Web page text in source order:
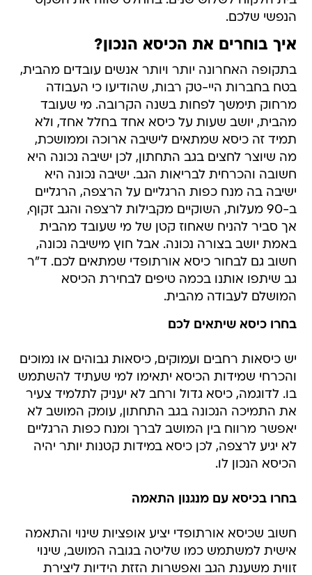
הנפשי שלכם.
איך בוחרים את הכיסא הנכון?
בתקופה האחרונה יותר ויותר אנשים עובדים מהבית,
בטח בחברות היי-טק רבות, שהודיעו כי העבודה
מרחוק תימשך לפחות בשנה הקרובה. מי שעובד
מהבית, יושב שעות על כיסא אחד בחלל אחד, ולא
תמיד זה כיסא שמתאים לישיבה ארוכה וממושכת,
מה שיוצר לחצים בגב התחתון, לכן ישיבה נכונה היא
חשובה והכרחית לבריאות הגב. ישיבה נכונה היא
ישיבה בה מנח כפות הרגליים על הרצפה, הרגליים
ב-90 מעלות, השוקיים מקבילות לרצפה והגב זקוף,
אך סביר להניח שאחוז קטן של מי שעובד מהבית
באמת יושב בצורה נכונה. אבל חוץ מישיבה נכונה,
חשוב גם לבחור כיסא אורתופדי שמתאים לכם. ד"ר
גב שיתפו אותנו בכמה טיפים לבחירת הכיסא
המושלם לעבודה מהבית.
בחרו כיסא שיתאים לכם
יש כיסאות רחבים ועמוקים, כיסאות גבוהים או נמוכים
והכרחי שמידות הכיסא יתאימו למי שעתיד להשתמש
בו. לדוגמה, כיסא גדול ורחב לא יעניק לתלמיד צעיר
את התמיכה הנכונה בגב התחתון, עומק המושב לא
יאפשר מרווח בין המושב לברך ומנח כפות הרגליים
לא יגיע לרצפה, לכן כיסא במידות קטנות יותר יהיה
הכיסא הנכון לו.
בחרו בכיסא עם מנגנון התאמה
חשוב שכיסא אורתופדי יציע אופציות שינוי והתאמה
אישית למשתמש כמו שליטה בגובה המושב, שינוי
זווית משענת הגב ואפשרות הזזת הידיות ליצירת